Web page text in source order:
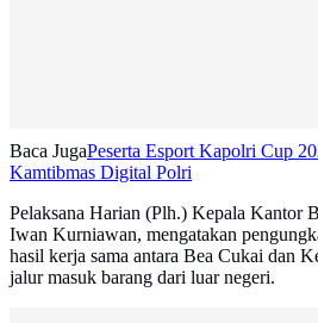
Baca JugaPeserta Esport Kapolri Cup
Kamtibmas Digital Polri
Pelaksana Harian (Plh.) Kepala Kantor
Iwan Kurniawan, mengatakan
hasil kerja sama antara Bea Cukai dan
jalur masuk barang dari luar negeri.